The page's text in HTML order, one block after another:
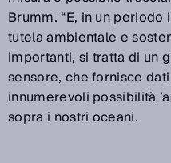
Brumm. “E, in un
tutela ambientale e
importanti, si tratta di un
sensore, che fornisce
innumerevoli possibilità
sopra i nostri oceani.